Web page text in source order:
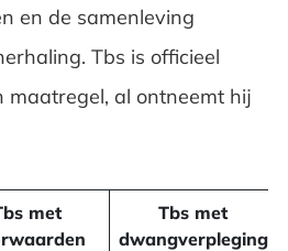
over tbs
en de samenleving
Tbs is officieel
maatregel, al ontneemt hij
met
Tbs met
dwangverpleging